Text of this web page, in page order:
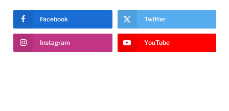
Facebook Twitter
Instagram YouTube